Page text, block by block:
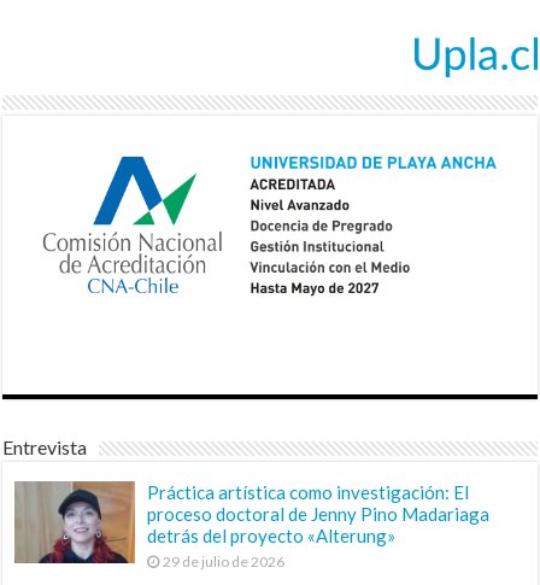
Entrevista
Práctica artística como investigación: El
proceso doctoral de Jenny Pino Madariaga
detrás del proyecto «Alterung»
29 de julio de 2026